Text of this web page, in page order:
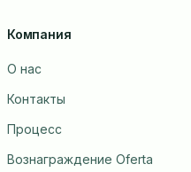
Компания
О нас
Контакты
Процесс
Вознаграждение Oferta